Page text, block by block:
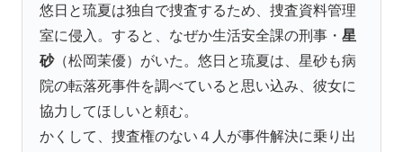
悠日と琉夏は独自で捜査するため、捜査資料管理
室に侵入。すると、なぜか生活安全課の刑事・星
砂（松岡茉優）がいた。悠日と琉夏は、星砂も病
院の転落死事件を調べていると思い込み、彼女に
協力してほしいと頼む。
かくして、捜査権のない４人が事件解決に乗り出